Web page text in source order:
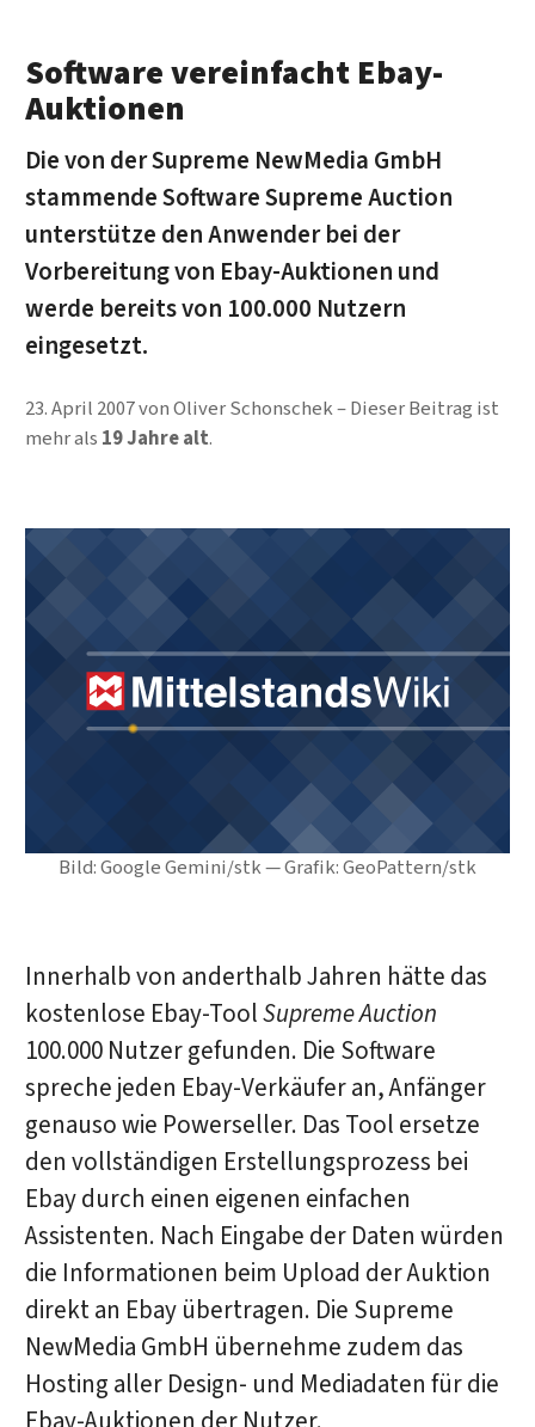
Bild: Google Gemini/stk — Grafik: GeoPattern/stk
Software vereinfacht Ebay-
Auktionen
Die von der Supreme NewMedia GmbH
stammende Software Supreme Auction
unterstütze den Anwender bei der
Vorbereitung von Ebay-Auktionen und
werde bereits von 100.000 Nutzern
eingesetzt.
23. April 2007vonOliver Schonschek
Dieser Beitrag ist
mehr als 19 Jahre alt.
Innerhalb von anderthalb Jahren hätte das
kostenlose Ebay-ToolSupreme Auction
100.000 Nutzer gefunden. Die Software
spreche jeden Ebay-Verkäufer an, Anfänger
genauso wie Powerseller. Das Tool ersetze
den vollständigen Erstellungsprozess bei
Ebay durch einen eigenen einfachen
Assistenten. Nach Eingabe der Daten würden
die Informationen beim Upload der Auktion
direkt an Ebay übertragen. Die Supreme
NewMedia GmbH übernehme zudem das
Hosting aller Design- und Mediadaten für die